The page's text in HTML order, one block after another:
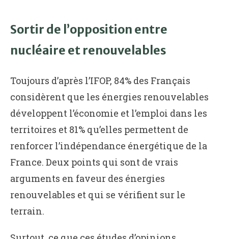
Sortir de l’opposition entre
nucléaire et renouvelables
Toujours d’après l’IFOP, 84% des Français
considèrent que les énergies renouvelables
développent l’économie et l’emploi dans les
territoires et 81% qu’elles permettent de
renforcer l’indépendance énergétique de la
France. Deux points qui sont de vrais
arguments en faveur des énergies
renouvelables et qui se vérifient sur le
terrain.